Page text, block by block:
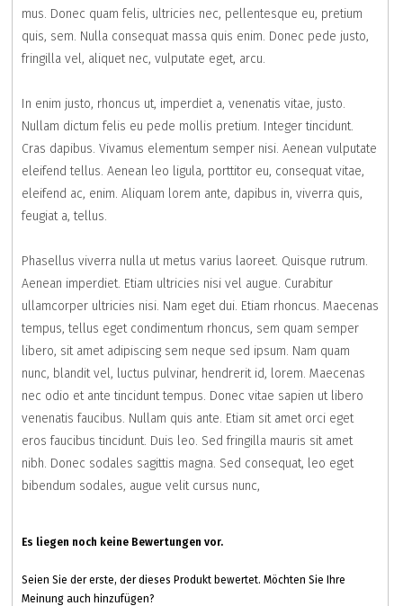
mus. Donec quam felis, ultricies nec, pellentesque eu, pretium
quis, sem. Nulla consequat massa quis enim. Donec pede justo,
fringilla vel, aliquet nec, vulputate eget, arcu.
In enim justo, rhoncus ut, imperdiet a, venenatis vitae, justo.
Nullam dictum felis eu pede mollis pretium. Integer tincidunt.
Cras dapibus. Vivamus elementum semper nisi. Aenean vulputate
eleifend tellus. Aenean leo ligula, porttitor eu, consequat vitae,
eleifend ac, enim. Aliquam lorem ante, dapibus in, viverra quis,
feugiat a, tellus.
Phasellus viverra nulla ut metus varius laoreet. Quisque rutrum.
Aenean imperdiet. Etiam ultricies nisi vel augue. Curabitur
ullamcorper ultricies nisi. Nam eget dui. Etiam rhoncus. Maecenas
tempus, tellus eget condimentum rhoncus, sem quam semper
libero, sit amet adipiscing sem neque sed ipsum. Nam quam
nunc, blandit vel, luctus pulvinar, hendrerit id, lorem. Maecenas
nec odio et ante tincidunt tempus. Donec vitae sapien ut libero
venenatis faucibus. Nullam quis ante. Etiam sit amet orci eget
eros faucibus tincidunt. Duis leo. Sed fringilla mauris sit amet
nibh. Donec sodales sagittis magna. Sed consequat, leo eget
bibendum sodales, augue velit cursus nunc,
Es liegen noch keine Bewertungen vor.
Seien Sie der erste, der dieses Produkt bewertet. Möchten Sie Ihre
Meinung auch hinzufügen?